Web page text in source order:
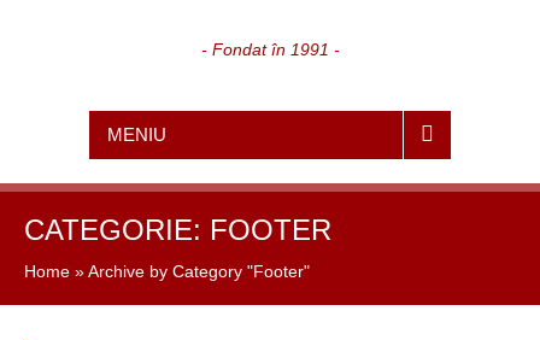
- Fondat în 1991 -
MENIU
CATEGORIE: FOOTER
Home »Archive by Category "Footer"